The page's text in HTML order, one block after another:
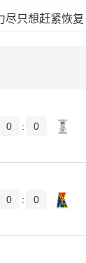
尽只想赶紧恢复
0 : 0
0 : 0